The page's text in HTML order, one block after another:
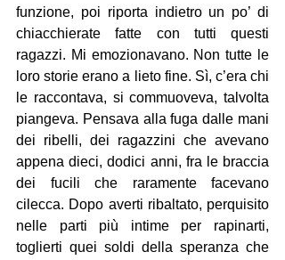
funzione, poi riporta indietro un po’ di
chiacchierate fatte con tutti questi
ragazzi. Mi emozionavano. Non tutte le
loro storie erano a lieto fine. Sì, c’era chi
le raccontava, si commuoveva, talvolta
piangeva. Pensava alla fuga dalle mani
dei ribelli, dei ragazzini che avevano
appena dieci, dodici anni, fra le braccia
dei fucili che raramente facevano
cilecca. Dopo averti ribaltato, perquisito
nelle parti più intime per rapinarti,
toglierti quei soldi della speranza che